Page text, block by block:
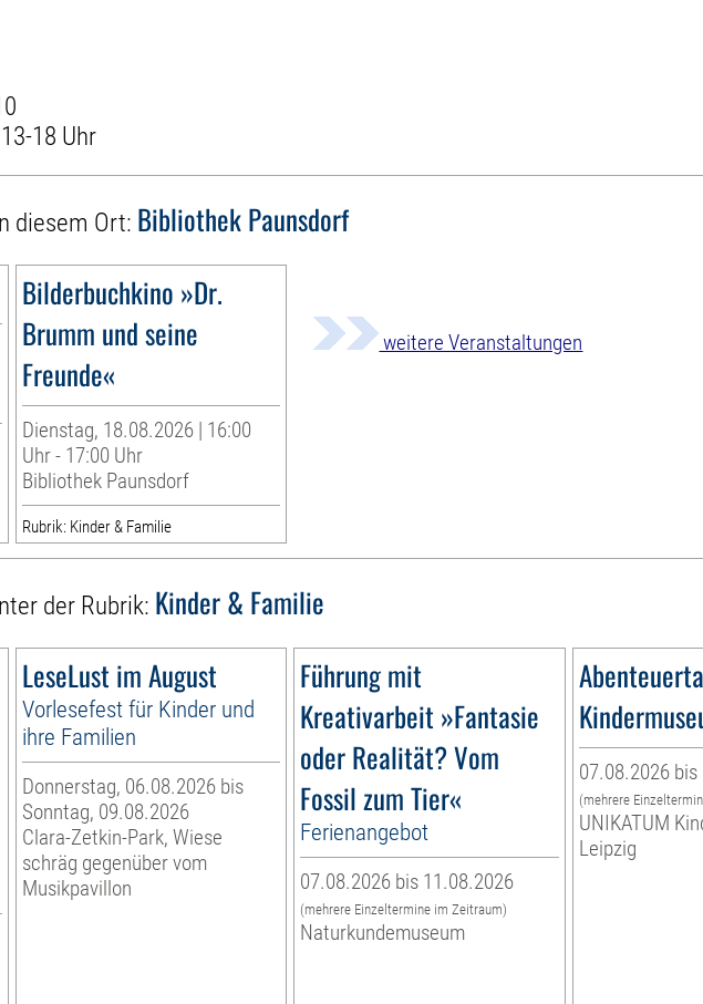
18 Uhr
diesem Ort: Bibliothek Paunsdorf
Bilderbuchkino »Dr.
Brumm und seine
Freunde«
Dienstag, 18.08.2026 | 16:00
Uhr - 17:00 Uhr
Bibliothek Paunsdorf
Rubrik: Kinder & Familie
weitere Veranstaltungen
der Rubrik: Kinder & Familie
LeseLust im August
Vorlesefest für Kinder und
ihre Familien
Donnerstag, 06.08.2026 bis
Sonntag, 09.08.2026
Clara-Zetkin-Park, Wiese
schräg gegenüber vom
Musikpavillon
Führung mit
Kreativarbeit »Fantasie
oder Realität? Vom
Fossil zum Tier«
Ferienangebot
07.08.2026 bis 11.08.2026
(mehrere Einzeltermine im Zeitraum)
Naturkundemuseum
07.08.2026
(mehrere
UNIKATUM
Leipzig